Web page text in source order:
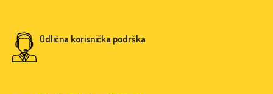
Odlična korisnička podrška